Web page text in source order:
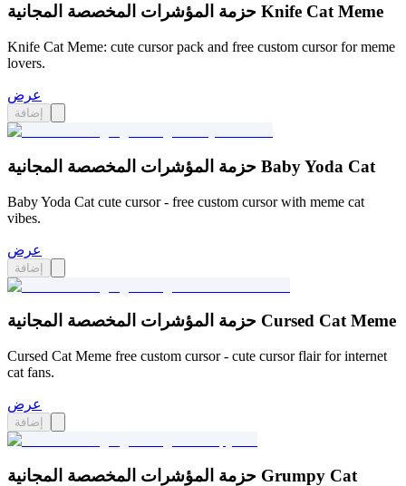
حزمة المؤشرات المخصصة المجانية Knife Cat Meme
Knife Cat Meme: cute cursor pack and free custom cursor for meme
lovers.
عرض
إضافة
حزمة المؤشرات المخصصة المجانية Baby Yoda Cat
Baby Yoda Cat cute cursor - free custom cursor with meme cat
vibes.
عرض
إضافة
حزمة المؤشرات المخصصة المجانية Cursed Cat Meme
Cursed Cat Meme free custom cursor - cute cursor flair for internet
cat fans.
عرض
إضافة
حزمة المؤشرات المخصصة المجانية Grumpy Cat